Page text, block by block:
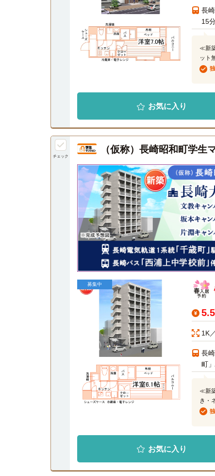
長
15
≪新
ット
お気に入り
チェック
（仮称）長崎昭和町学生
募集中
1K
長
町
≪新
き・
お気に入り